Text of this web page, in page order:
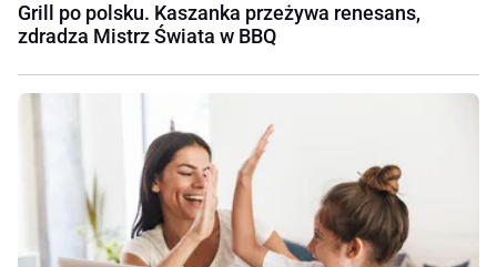
Grill po polsku. Kaszanka przeżywa renesans,
zdradza Mistrz Świata w BBQ